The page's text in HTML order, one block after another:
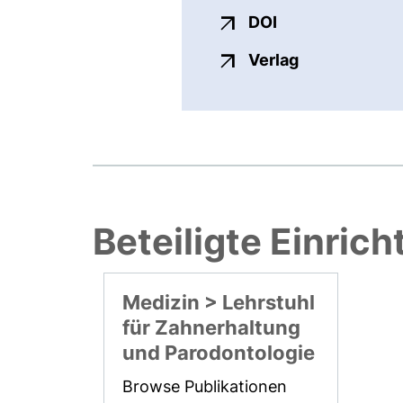
DOI
Verlagexterner
Beteiligte
Medizin > Lehrstuhl
für Zahnerhaltung
und Parodontologie
Browse Publikationen